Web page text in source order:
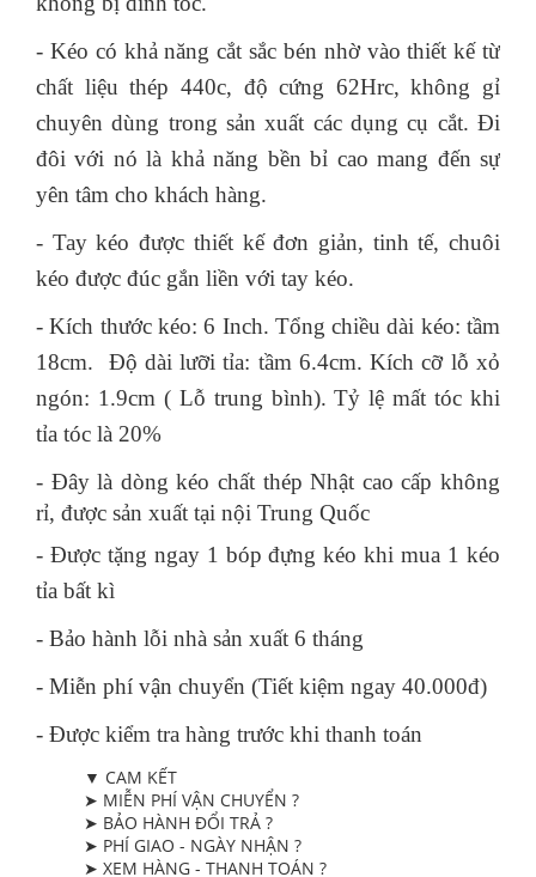
- Kéo có khả năng cắt sắc bén nhờ vào thiết kế từ
chất liệu thép 440c, độ cứng 62Hrc, không gỉ
chuyên dùng trong sản xuất các dụng cụ cắt. Đi
đôi với nó là khả năng bền bỉ cao mang đến sự
yên tâm cho khách hàng.
- Tay kéo được thiết kế đơn giản, tinh tế, chuôi
kéo được đúc gắn liền với tay kéo.
- Kích thước kéo: 6 Inch. Tổng chiều dài kéo: tầm
18cm. Độ dài lưỡi tỉa: tầm 6.4cm. Kích cỡ lỗ xỏ
ngón: 1.9cm ( Lỗ trung bình). Tỷ lệ mất tóc khi
tỉa tóc là 20%
- Đây là dòng kéo chất thép Nhật cao cấp không
rỉ, được sản xuất tại nội Trung Quốc
- Được tặng ngay 1 bóp đựng kéo khi mua 1 kéo
tỉa bất kì
- Bảo hành lỗi nhà sản xuất 6 tháng
- Miễn phí vận chuyển (Tiết kiệm ngay 40.000đ)
- Được kiểm tra hàng trước khi thanh toán
▼ CAM KẾT
➤ MIỄN PHÍ VẬN CHUYỂN ?
➤ BẢO HÀNH ĐỔI TRẢ ?
➤ PHÍ GIAO - NGÀY NHẬN ?
➤ XEM HÀNG - THANH TOÁN ?